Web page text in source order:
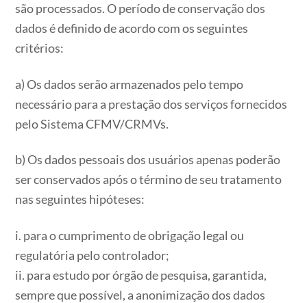
são processados. O período de conservação dos
dados é definido de acordo com os seguintes
critérios:
a) Os dados serão armazenados pelo tempo
necessário para a prestação dos serviços fornecidos
pelo Sistema CFMV/CRMVs.
b) Os dados pessoais dos usuários apenas poderão
ser conservados após o término de seu tratamento
nas seguintes hipóteses:
i. para o cumprimento de obrigação legal ou
regulatória pelo controlador;
ii. para estudo por órgão de pesquisa, garantida,
sempre que possível, a anonimização dos dados